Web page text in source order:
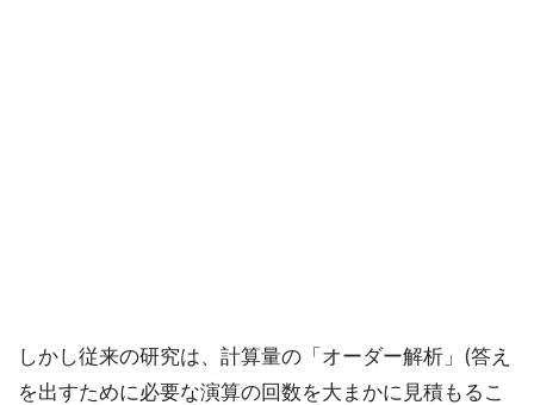
しかし従来の研究は、計算量の「オーダー解析」(答え
を出すために必要な演算の回数を大まかに見積もるこ